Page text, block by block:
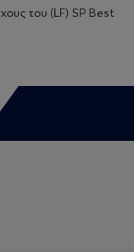
τoυ (LF) SP Best